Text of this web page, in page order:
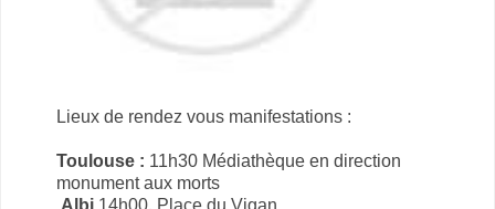
Lieux de rendez vous manifestations :
Toulouse : 11h30 Médiathèque en direction
monument aux morts